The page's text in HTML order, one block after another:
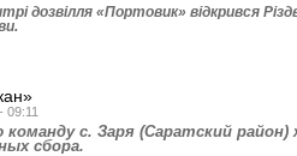
дозвілля «Портовик» відкрився
09:11
с. Заря (Са­рат­­ский
сбора.